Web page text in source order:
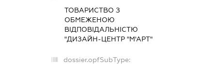
ТОВАРИСТВО З
ОБМЕЖЕНОЮ
ВІДПОВІДАЛЬНІСТЮ
"ДИЗАЙН-ЦЕНТР "М'АРТ"
dossier.opfSubType: